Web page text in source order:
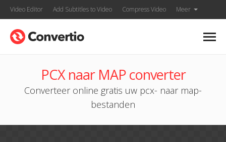
Video Editor Add Subtitles to Video Compress Video Meer
PCX naar MAP converter
Converteer online gratis uw pcx- naar map-
bestanden